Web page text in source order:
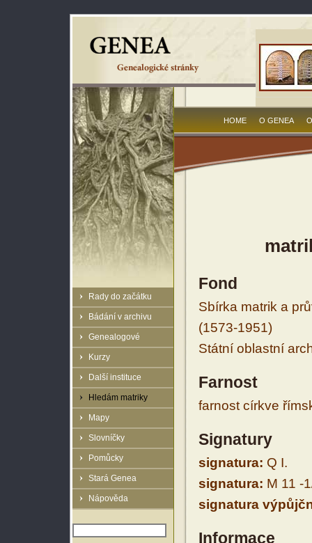
Rady do začátku
Bádání v archivu
Genealogové
Kurzy
Další instituce
Hledám matriky
Mapy
Slovníčky
Pomůcky
Stará Genea
Nápověda
HOME O GENEA
Fond
Sbírka matrik a
(1573-1951)
Státní oblastní
Farnost
farnost církve
Signatury
signatura: Q I.
signatura: M 11 -
signatura
Informace